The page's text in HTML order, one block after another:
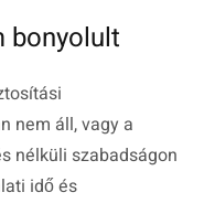
bonyolult
nem áll, vagy a
nélküli szabadságon
idő és